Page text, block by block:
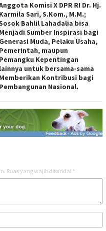
Komisi X DPR RI Dr. Hj.
Karmila Sari, S.Kom., M.M.;
Bahlil Lahadalia bisa
Menjadi Sumber Inspirasi bagi
Generasi Muda, Pelaku Usaha,
Pemerintah, maupun
Pemangku Kepentingan
lainnya untuk bersama-sama
Memberikan Kontribusi bagi
Pembangunan Nasional.
Ruas yang wajib ditandai *